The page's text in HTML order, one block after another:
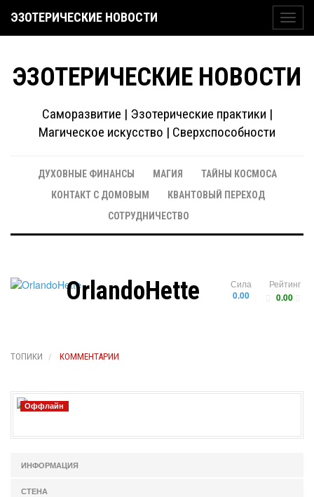
ЭЗОТЕРИЧЕСКИЕ НОВОСТИ
ЭЗОТЕРИЧЕСКИЕ НОВОСТИ
Саморазвитие | Эзотерические практики |
Магическое искусство | Сверхспособности
ДУХОВНЫЕ ФИНАНСЫ МАГИЯ
ТАЙНЫ КОСМОСА
КОНТАКТ С ДОМОВЫМ
КВАНТОВЫЙ ПЕРЕХОД
СОТРУДНИЧЕСТВО
Рейтинг
0.00
Сила
0.00
OrlandoHette
ТОПИКИ КОММЕНТАРИИ
Оффлайн
ИНФОРМАЦИЯ
СТЕНА